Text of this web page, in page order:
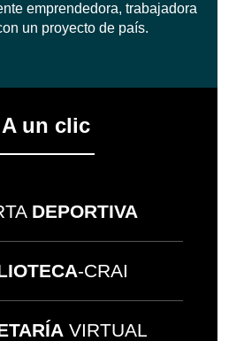
emprendedora, trabajadora
un proyecto de país.
A un clic
DEPORTIVA
-CRAI
VIRTUAL